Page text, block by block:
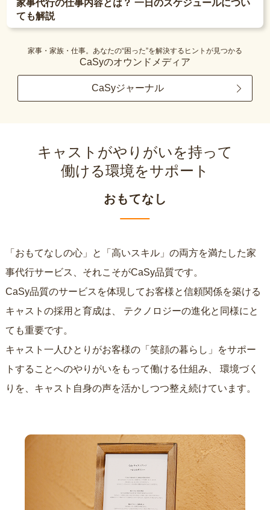
家事代行の仕事内容とは？ 一日のスケジュールについ
ても解説
家事・家族・仕事。あなたの“困った”を解決するヒントが見つかる
CaSyのオウンドメディア
CaSyジャーナル
キャストがやりがいを持って
働ける環境をサポート
おもてなし
「おもてなしの心」と「高いスキル」の両方を満たした家
事代行サービス、それこそがCaSy品質です。
CaSy品質のサービスを体現してお客様と信頼関係を築ける
キャストの採用と育成は、
ても重要です。
キャスト一人ひとりがお客様の「笑顔の暮らし」をサポー
トすることへのやりがいをもって働ける仕組み、
りを、キャスト自身の声を活かしつつ整え続けています。